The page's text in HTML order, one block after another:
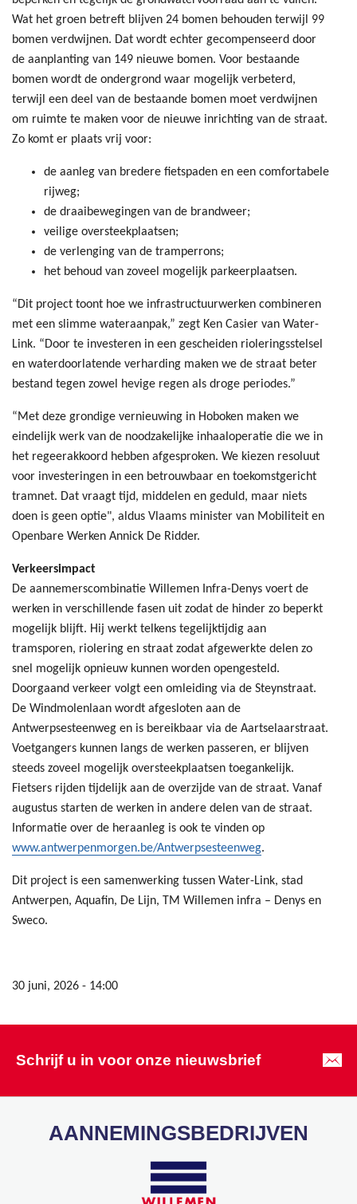
Wat het groen betreft blijven 24 bomen behouden terwijl 99
bomen verdwijnen. Dat wordt echter gecompenseerd door
de aanplanting van 149 nieuwe bomen. Voor bestaande
bomen wordt de ondergrond waar mogelijk verbeterd,
terwijl een deel van de bestaande bomen moet verdwijnen
om ruimte te maken voor de nieuwe inrichting van de straat.
Zo komt er plaats vrij voor:
de aanleg van bredere fietspaden en een comfortabele
rijweg;
de draaibewegingen van de brandweer;
veilige oversteekplaatsen;
de verlenging van de tramperrons;
het behoud van zoveel mogelijk parkeerplaatsen.
“Dit project toont hoe we infrastructuurwerken combineren
met een slimme wateraanpak,” zegt Ken Casier van Water-
Link. “Door te investeren in een gescheiden rioleringsstelsel
en waterdoorlatende verharding maken we de straat beter
bestand tegen zowel hevige regen als droge periodes.”
“Met deze grondige vernieuwing in Hoboken maken we
eindelijk werk van de noodzakelijke inhaaloperatie die we in
het regeerakkoord hebben afgesproken. We kiezen resoluut
voor investeringen in een betrouwbaar en toekomstgericht
tramnet. Dat vraagt tijd, middelen en geduld, maar niets
doen is geen optie", aldus Vlaams minister van Mobiliteit en
Openbare Werken Annick De Ridder.
Verkeersimpact
De aannemerscombinatie Willemen Infra-Denys voert de
werken in verschillende fasen uit zodat de hinder zo beperkt
mogelijk blijft. Hij werkt telkens tegelijktijdig aan
tramsporen, riolering en straat zodat afgewerkte delen zo
snel mogelijk opnieuw kunnen worden opengesteld.
Doorgaand verkeer volgt een omleiding via de Steynstraat.
De Windmolenlaan wordt afgesloten aan de
Antwerpsesteenweg en is bereikbaar via de Aartselaarstraat.
Voetgangers kunnen langs de werken passeren, er blijven
steeds zoveel mogelijk oversteekplaatsen toegankelijk.
Fietsers rijden tijdelijk aan de overzijde van de straat. Vanaf
augustus starten de werken in andere delen van de straat.
Informatie over de heraanleg is ook te vinden op
www.antwerpenmorgen.be/Antwerpsesteenweg.
Dit project is een samenwerking tussen Water-Link, stad
Antwerpen, Aquafin, De Lijn, TM Willemen infra – Denys en
Sweco.
30 juni, 2026 - 14:00
Schrijf u in voor onze nieuwsbrief
AANNEMINGSBEDRIJVEN